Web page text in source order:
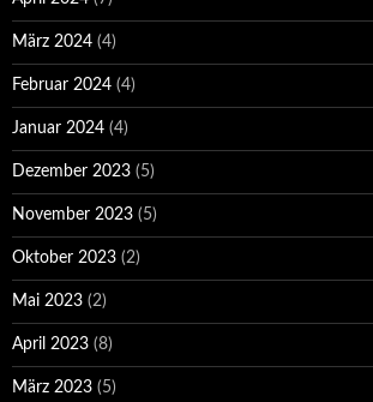
März 2024 (4)
Februar 2024 (4)
Januar 2024 (4)
Dezember 2023 (5)
November 2023 (5)
Oktober 2023 (2)
Mai 2023 (2)
April 2023 (8)
März 2023 (5)